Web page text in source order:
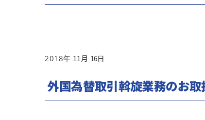
2018 11 16
外国為替取引斡旋業務のお